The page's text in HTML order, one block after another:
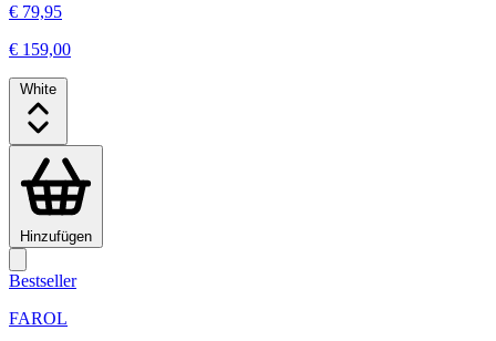
€ 79,95
€ 159,00
White
Hinzufügen
Bestseller
FAROL